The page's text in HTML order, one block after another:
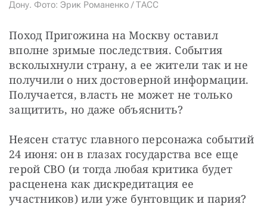
Дону. Фото: Эрик Романенко / ТАСС
Поход Пригожина на Москву оставил
вполне зримые последствия. События
всколыхнули страну, а ее жители так и не
получили о них достоверной информации.
Получается, власть не может не только
защитить, но даже объяснить?
Неясен статус главного персонажа событий
24 июня: он в глазах государства все еще
герой СВО (и тогда любая критика будет
расценена как дискредитация ее
участников) или уже бунтовщик и пария?